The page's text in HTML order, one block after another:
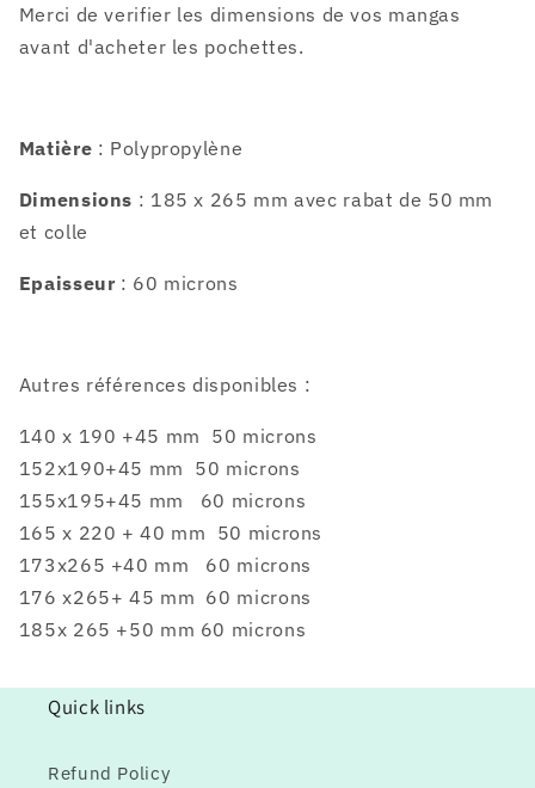
Merci de verifier les dimensions de vos mangas
avant d'acheter les pochettes.
Matière : Polypropylène
Dimensions : 185 x 265 mm avec rabat de 50 mm
et colle
Epaisseur : 60 microns
Autres références disponibles :
140 x 190 +45 mm 50 microns
152x190+45 mm 50 microns
155x195+45 mm 60 microns
165 x 220 + 40 mm 50 microns
173x265 +40 mm 60 microns
176 x265+ 45 mm 60 microns
185x 265 +50 mm 60 microns
Quick links
Refund Policy